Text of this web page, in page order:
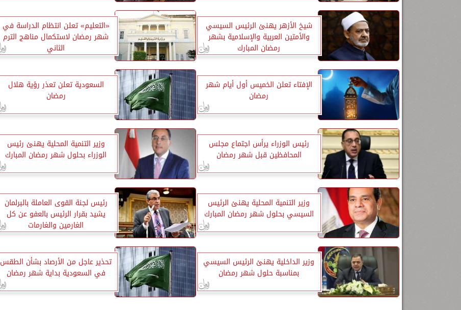
شيخ الأزهر يهنئ الرئيس السيسي
والأمتين العربية والإسلامية بشهر
رمضان المبارك
«التعليم» تعلن انتظام الدراسة في
شهر رمضان لاستكمال مناهج الترم
الثاني
الإفتاء تعلن الخميس أول أيام شهر
رمضان
السعودية تعلن تعذر رؤية هلال
رمضان
رئيس الوزراء يرأس اجتماع مجلس
المحافظين قبل شهر رمضان
وزير التنمية المحلية يهنئ رئيس
الوزراء بحلول شهر رمضان المبارك
وزير التنمية المحلية يهنئ الرئيس
السيسي بحلول شهر رمضان المبارك
رئيس لجنة القوى العاملة بالبرلمان
يشيد بقرار الرئيس بالعفو عن كل
الغارمين والغارمات
وزير الداخلية يهنئ الرئيس السيسي
بمناسبة حلول شهر رمضان
تحذير عاجل من الأرصاد بشأن الطقس
في السعودية بداية شهر رمضان